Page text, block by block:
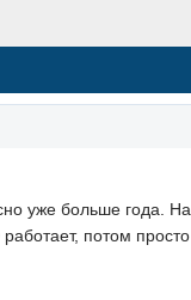
уже больше года.
потом